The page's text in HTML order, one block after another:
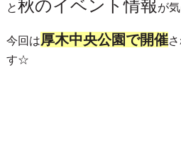
と秋のイベント情報 が
今回は厚木中央公園で開催
す☆